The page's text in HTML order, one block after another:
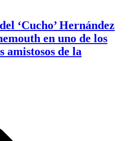
‘Cucho’ Hernández
en uno de los
amistosos de la